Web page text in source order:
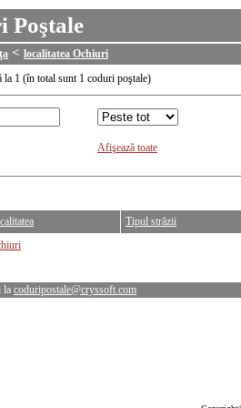
Poştale
< localitatea Ochiuri
la 1 (în total sunt 1 coduri poştale)
Afişează toate
Tipul străzii
la coduripostale@cryssoft.com